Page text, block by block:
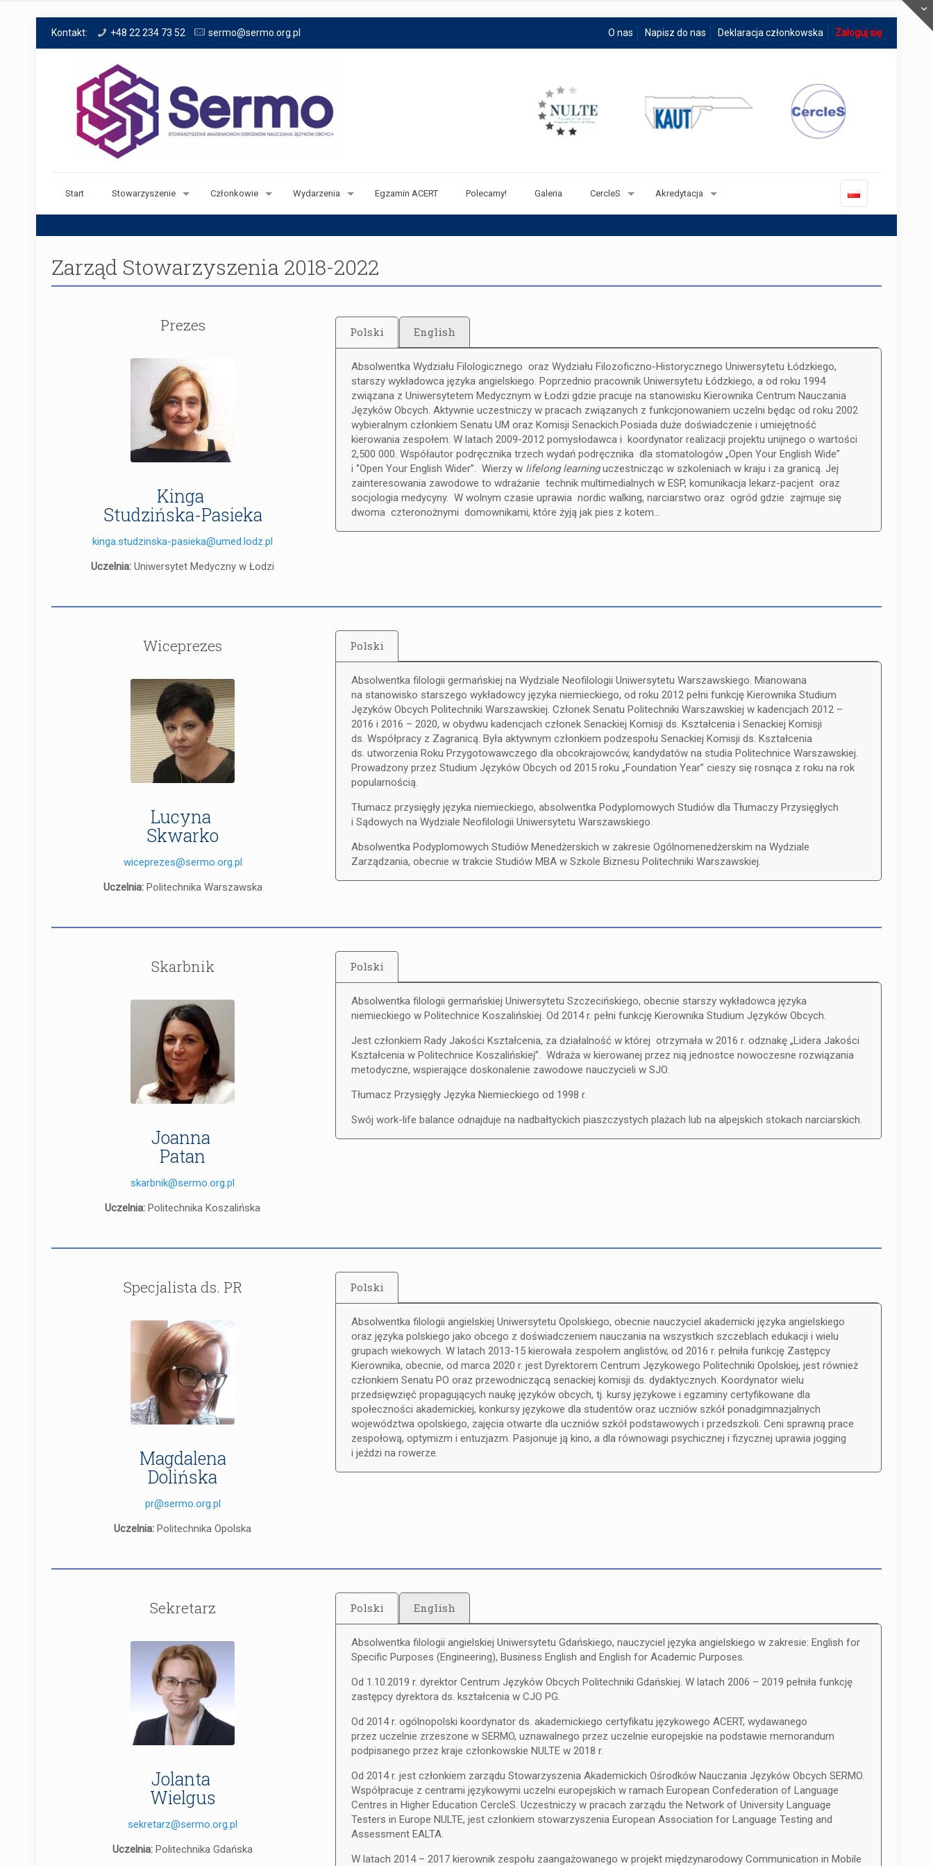
Kontakt: +48 22 234 73 52 sermo@sermo.org.pl O nas Napisz do nas Deklaracja członkowska Zaloguj się
Start Stowarzyszenie Członkowie Wydarzenia Egzamin ACERT Polecamy! Galeria CercleS Akredytacja
Zarząd Stowarzyszenia 2018-2022
Prezes
Kinga
Studzińska-Pasieka
kinga.studzinska-pasieka@umed.lodz.pl
Uczelnia: Uniwersytet Medyczny w Łodzi
Polski English
Absolwentka Wydziału Filologicznego oraz Wydziału Filozoficzno-Historycznego Uniwersytetu Łódzkiego,
starszy wykładowca języka angielskiego. Poprzednio pracownik Uniwersytetu Łódzkiego, a od roku 1994
związana z Uniwersytetem Medycznym w Łodzi gdzie pracuje na stanowisku Kierownika Centrum Nauczania
Języków Obcych. Aktywnie uczestniczy w pracach związanych z funkcjonowaniem uczelni będąc od roku 2002
wybieralnym członkiem Senatu UM oraz Komisji Senackich.Posiada duże doświadczenie i umiejętność
kierowania zespołem. W latach 2009-2012 pomysłodawca i koordynator realizacji projektu unijnego o wartości
2,500 000. Współautor podręcznika trzech wydań podręcznika dla stomatologów „Open Your English Wide”
i ‘’Open Your English Wider”. Wierzy w lifelong learninguczestnicząc w szkoleniach w kraju i za granicą. Jej
zainteresowania zawodowe to wdrażanie technik multimedialnych w ESP, komunikacja lekarz-pacjent oraz
socjologia medycyny. W wolnym czasie uprawia nordic walking, narciarstwo oraz ogród gdzie zajmuje się
dwoma czteronożnymi domownikami, które żyją jak pies z kotem…
Wiceprezes
Lucyna
Skwarko
wiceprezes@sermo.org.pl
Uczelnia:Politechnika Warszawska
Polski
Absolwentka filologii germańskiej na Wydziale Neofilologii Uniwersytetu Warszawskiego. Mianowana
na stanowisko starszego wykładowcy języka niemieckiego, od roku 2012 pełni funkcję Kierownika Studium
Języków Obcych Politechniki Warszawskiej. Członek Senatu Politechniki Warszawskiej w kadencjach 2012 –
2016 i 2016 – 2020, w obydwu kadencjach członek Senackiej Komisji ds. Kształcenia i Senackiej Komisji
ds. Współpracy z Zagranicą. Była aktywnym członkiem podzespołu Senackiej Komisji ds. Kształcenia
ds. utworzenia Roku Przygotowawczego dla obcokrajowców, kandydatów na studia Politechnice Warszawskiej.
Prowadzony przez Studium Języków Obcych od 2015 roku „Foundation Year” cieszy się rosnąca z roku na rok
popularnością.
Tłumacz przysięgły języka niemieckiego, absolwentka Podyplomowych Studiów dla Tłumaczy Przysięgłych
i Sądowych na Wydziale Neofilologii Uniwersytetu Warszawskiego.
Absolwentka Podyplomowych Studiów Menedżerskich w zakresie Ogólnomenedżerskim na Wydziale
Zarządzania, obecnie w trakcie Studiów MBA w Szkole Biznesu Politechniki Warszawskiej.
Skarbnik
Joanna
Patan
skarbnik@sermo.org.pl
Uczelnia: Politechnika Koszalińska
Polski
Absolwentka filologii germańskiej Uniwersytetu Szczecińskiego, obecnie starszy wykładowca języka
niemieckiego w Politechnice Koszalińskiej. Od 2014 r. pełni funkcję Kierownika Studium Języków Obcych.
Jest członkiem Rady Jakości Kształcenia, za działalność w której otrzymała w 2016 r. odznakę „Lidera Jakości
Kształcenia w Politechnice Koszalińskiej”. Wdraża w kierowanej przez nią jednostce nowoczesne rozwiązania
metodyczne, wspierające doskonalenie zawodowe nauczycieli w SJO.
Tłumacz Przysięgły Języka Niemieckiego od 1998 r.
Swój work-life balance odnajduje na nadbałtyckich piaszczystych plażach lub na alpejskich stokach narciarskich.
Specjalista ds. PR
Magdalena
Dolińska
pr@sermo.org.pl
Uczelnia: Politechnika Opolska
Polski
Absolwentka filologii angielskiej Uniwersytetu Opolskiego, obecnie nauczyciel akademicki języka angielskiego
oraz języka polskiego jako obcego z doświadczeniem nauczania na wszystkich szczeblach edukacji i wielu
grupach wiekowych. W latach 2013-15 kierowała zespołem anglistów, od 2016 r. pełniła funkcję Zastępcy
Kierownika, obecnie, od marca 2020 r. jest Dyrektorem Centrum Językowego Politechniki Opolskiej, jest również
członkiem Senatu PO oraz przewodniczącą senackiej komisji ds. dydaktycznych. Koordynator wielu
przedsięwzięć propagujących naukę języków obcych, tj. kursy językowe i egzaminy certyfikowane dla
społeczności akademickiej, konkursy językowe dla studentów oraz uczniów szkół ponadgimnazjalnych
województwa opolskiego, zajęcia otwarte dla uczniów szkół podstawowych i przedszkoli. Ceni sprawną prace
zespołową, optymizm i entuzjazm. Pasjonuje ją kino, a dla równowagi psychicznej i fizycznej uprawia jogging
i jeździ na rowerze.
Sekretarz
Jolanta
Wielgus
sekretarz@sermo.org.pl
Uczelnia: Politechnika Gdańska
Polski English
Absolwentka filologii angielskiej Uniwersytetu Gdańskiego, nauczyciel języka angielskiego w zakresie: English for
Specific Purposes (Engineering), Business English and English for Academic Purposes.
Od 1.10.2019 r. dyrektor Centrum Języków Obcych Politechniki Gdańskiej. W latach 2006 – 2019 pełniła funkcję
zastępcy dyrektora ds. kształcenia w CJO PG.
Od 2014 r. ogólnopolski koordynator ds. akademickiego certyfikatu językowego ACERT, wydawanego
przez uczelnie zrzeszone w SERMO, uznawalnego przez uczelnie europejskie na podstawie memorandum
podpisanego przez kraje członkowskie NULTE w 2018 r.
Od 2014 r. jest członkiem zarządu Stowarzyszenia Akademickich Ośrodków Nauczania Języków Obcych SERMO.
Współpracuje z centrami językowymi uczelni europejskich w ramach European Confederation of Language
Centres in Higher Education CercleS. Uczestniczy w pracach zarządu the Network of University Language
Testers in Europe NULTE, jest członkiem stowarzyszenia European Association for Language Testing and
Assessment EALTA.
W latach 2014 – 2017 kierownik zespołu zaangażowanego w projekt międzynarodowy Communication in Mobile